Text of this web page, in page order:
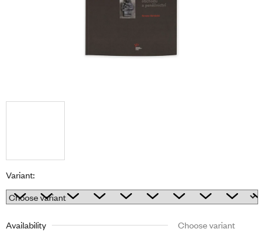
Variant:
Availability Choose variant